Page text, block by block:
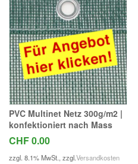
PVC Multinet Netz 300g/m2 |
konfektioniert nach Mass
CHF 0.00
zzgl. 8.1% MwSt., zzgl.Versandkosten